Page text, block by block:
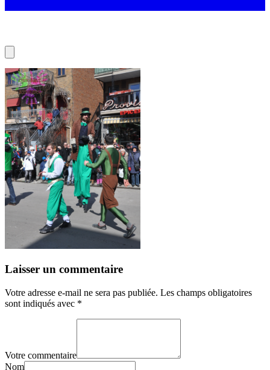
Laisser un commentaire
Votre adresse e-mail ne sera pas publiée. Les champs obligatoires
sont indiqués avec *
Votre commentaire
Nom